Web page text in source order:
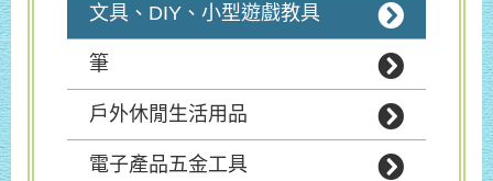
文具、DIY、小型遊戲教具
筆
戶外休閒生活用品
電子產品五金工具